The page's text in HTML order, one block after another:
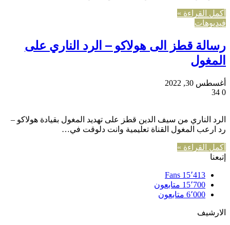
أكمل القراءة »
فيديوهات
رسالة قطز الى هولاكو – الرد الناري على
المغول
أغسطس 30, 2022
0
الرد الناري من سيف الدين قطز على تهديد المغول بقيادة هولاكو –
رد ارعب المغول القناة تعليمية وانت دلوقت في…
أكمل القراءة »
إتبعنا
15٬413 Fans
15٬700 متابعون
6٬000 متابعون
الارشيف